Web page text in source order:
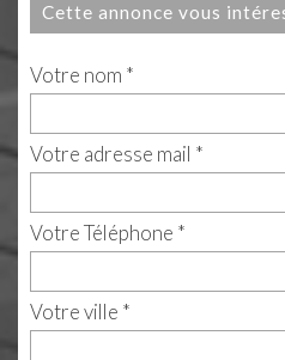
cette annonce vous
Votre nom *
Votre adresse mail *
Votre Téléphone *
Votre ville *